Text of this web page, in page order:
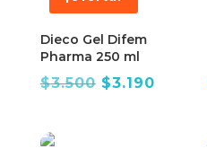
Dieco Gel Difem
Pharma 250 ml
$3.500 El
$3.190El